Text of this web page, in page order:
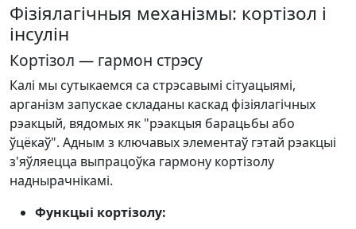
Фізіялагічныя механізмы: кортізол і
інсулін
Кортізол — гармон стрэсу
Калі мы сутыкаемся са стрэсавымі сітуацыямі,
арганізм запускае складаны каскад фізіялагічных
рэакцый, вядомых як "рэакцыя барацьбы або
ўцёкаў". Адным з ключавых элементаў гэтай рэакцыі
з'яўляецца выпрацоўка гармону кортізолу
наднырачнікамі.
Функцыі кортізолу: